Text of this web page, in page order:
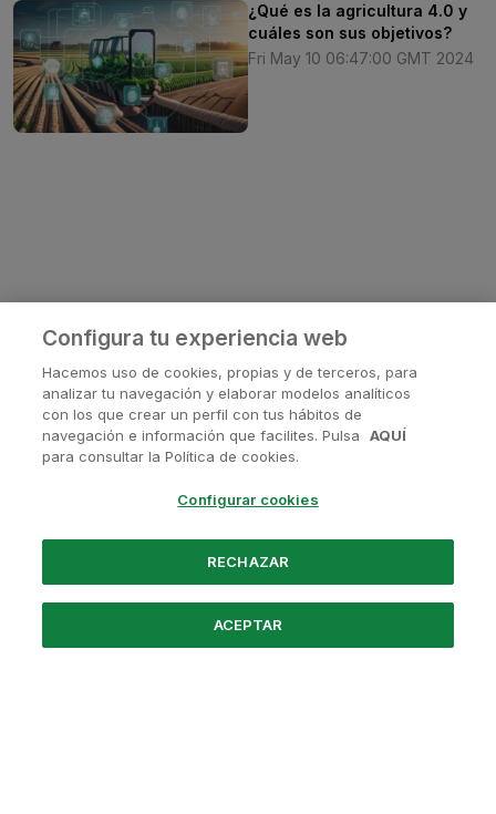
¿Qué es la agricultura 4.0 y
cuáles son sus objetivos?
Fri May 10 06:47:00 GMT 2024
¿Tienes alguna pregunta?
Contactanos en
Powered by Santander
Configura tu experiencia web
Hacemos uso de cookies, propias y de terceros, para
analizar tu navegación y elaborar modelos analíticos
con los que crear un perfil con tus hábitos de
navegación e información que facilites. Pulsa
AQUÍ
para consultar la Política de cookies.
Configurar cookies
RECHAZAR
ACEPTAR